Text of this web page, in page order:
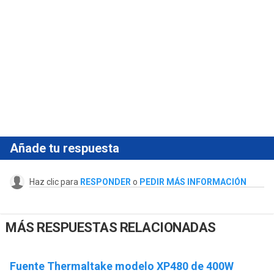
Añade tu respuesta
Haz clic para RESPONDER o PEDIR MÁS INFORMACIÓN
MÁS RESPUESTAS RELACIONADAS
Fuente Thermaltake modelo XP480 de 400W